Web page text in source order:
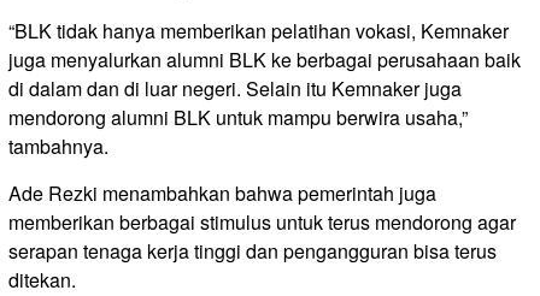
“BLK tidak hanya memberikan pelatihan vokasi, Kemnaker
juga menyalurkan alumni BLK ke berbagai perusahaan baik
di dalam dan di luar negeri. Selain itu Kemnaker juga
mendorong alumni BLK untuk mampu berwira usaha,”
tambahnya.
Ade Rezki menambahkan bahwa pemerintah juga
memberikan berbagai stimulus untuk terus mendorong agar
serapan tenaga kerja tinggi dan pengangguran bisa terus
ditekan.